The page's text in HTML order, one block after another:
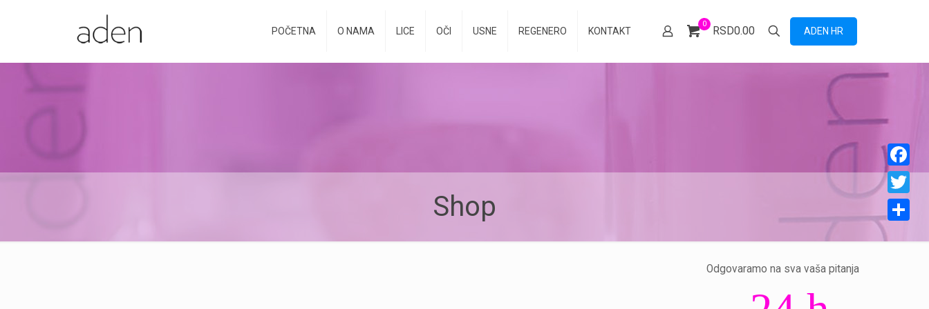
POČETNA O NAMA LICE OČI USNE REGENERO KONTAKT
0
RSD0.00 ADEN HR
Shop
Odgovaramo na sva vaša pitanja
Facebook
Twitter